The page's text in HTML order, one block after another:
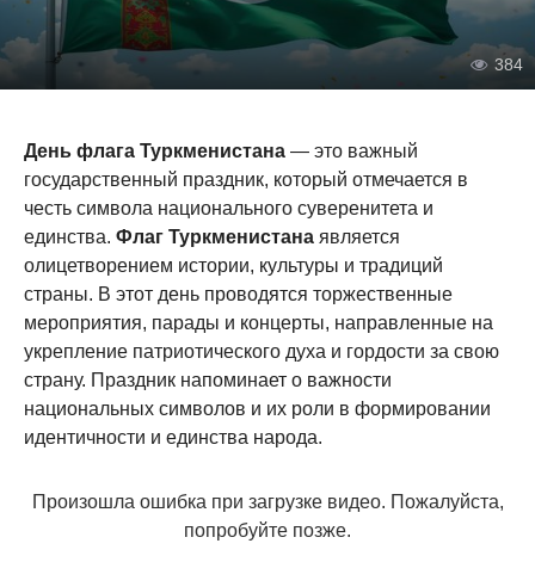
384
День флага Туркменистана — это важный
государственный праздник, который отмечается в
честь символа национального суверенитета и
единства. Флаг Туркменистана является
олицетворением истории, культуры и традиций
страны. В этот день проводятся торжественные
мероприятия, парады и концерты, направленные на
укрепление патриотического духа и гордости за свою
страну. Праздник напоминает о важности
национальных символов и их роли в формировании
идентичности и единства народа.
Произошла ошибка при загрузке видео. Пожалуйста,
попробуйте позже.